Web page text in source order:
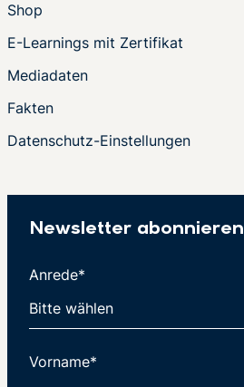
Shop
E-Learnings mit Zertifikat
Mediadaten
Fakten
Datenschutz-Einstellungen
Newsletter abonnieren
Anrede*
Vorname*